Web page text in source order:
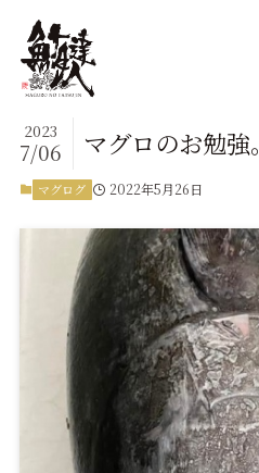
マグロのお勉強。
2023
7/06
マグログ 2022年5月26日